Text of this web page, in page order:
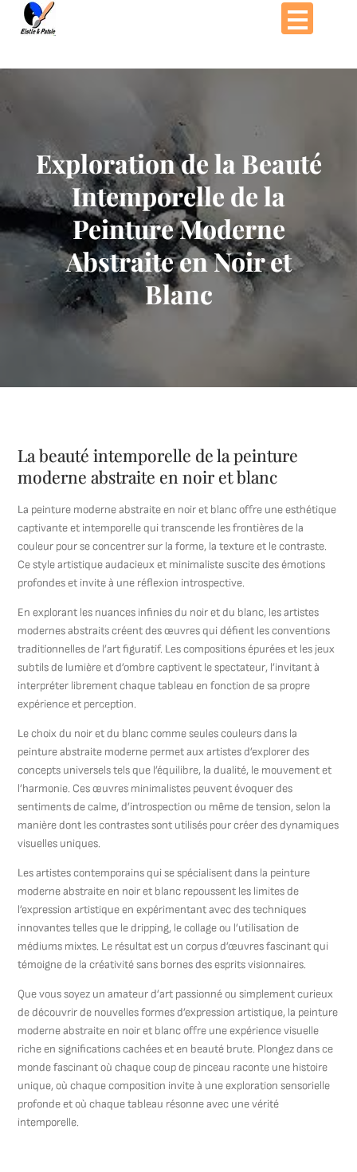
Passer
Exploration de la Beauté
Intemporelle de la
Peinture Moderne
Abstraite en Noir et
Blanc
La beauté intemporelle de la peinture
moderne abstraite en noir et blanc
La peinture moderne abstraite en noir et blanc offre une esthétique
captivante et intemporelle qui transcende les frontières de la
couleur pour se concentrer sur la forme, la texture et le contraste.
Ce style artistique audacieux et minimaliste suscite des émotions
profondes et invite à une réflexion introspective.
En explorant les nuances infinies du noir et du blanc, les artistes
modernes abstraits créent des œuvres qui défient les conventions
traditionnelles de l’art figuratif. Les compositions épurées et les jeux
subtils de lumière et d’ombre captivent le spectateur, l’invitant à
interpréter librement chaque tableau en fonction de sa propre
expérience et perception.
Le choix du noir et du blanc comme seules couleurs dans la
peinture abstraite moderne permet aux artistes d’explorer des
concepts universels tels que l’équilibre, la dualité, le mouvement et
l’harmonie. Ces œuvres minimalistes peuvent évoquer des
sentiments de calme, d’introspection ou même de tension, selon la
manière dont les contrastes sont utilisés pour créer des dynamiques
visuelles uniques.
Les artistes contemporains qui se spécialisent dans la peinture
moderne abstraite en noir et blanc repoussent les limites de
l’expression artistique en expérimentant avec des techniques
innovantes telles que le dripping, le collage ou l’utilisation de
médiums mixtes. Le résultat est un corpus d’œuvres fascinant qui
témoigne de la créativité sans bornes des esprits visionnaires.
Que vous soyez un amateur d’art passionné ou simplement curieux
de découvrir de nouvelles formes d’expression artistique, la peinture
moderne abstraite en noir et blanc offre une expérience visuelle
riche en significations cachées et en beauté brute. Plongez dans ce
monde fascinant où chaque coup de pinceau raconte une histoire
unique, où chaque composition invite à une exploration sensorielle
profonde et où chaque tableau résonne avec une vérité
intemporelle.